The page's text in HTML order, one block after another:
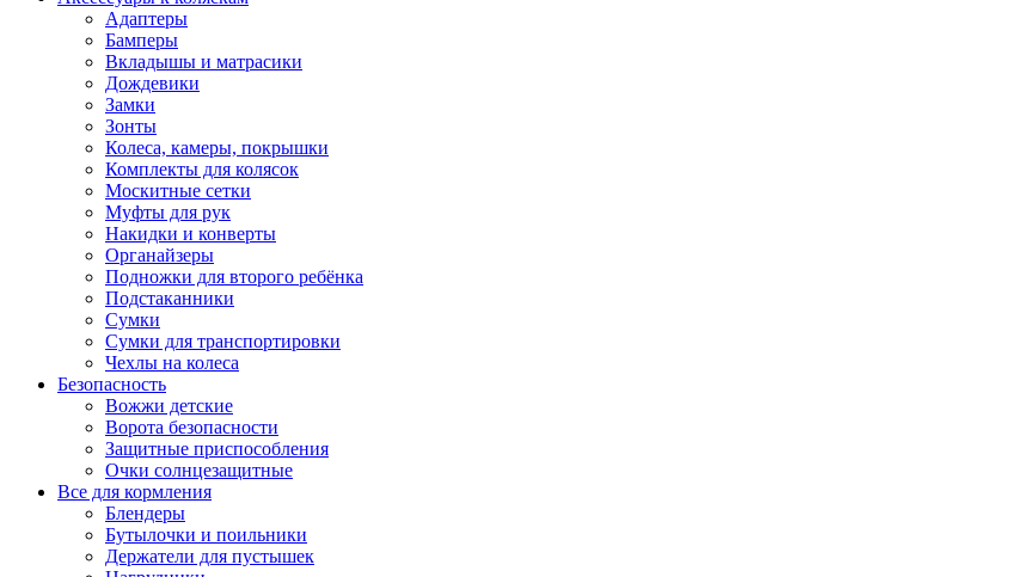
Адаптеры
Бамперы
Вкладышы и матрасики
Дождевики
Замки
Зонты
Колеса, камеры, покрышки
Комплекты для колясок
Москитные сетки
Муфты для рук
Накидки и конверты
Органайзеры
Подножки для второго ребёнка
Подстаканники
Сумки
Сумки для транспортировки
Чехлы на колеса
Безопасность
Вожжи детские
Ворота безопасности
Защитные приспособления
Очки солнцезащитные
Все для кормления
Блендеры
Бутылочки и поильники
Держатели для пустышек